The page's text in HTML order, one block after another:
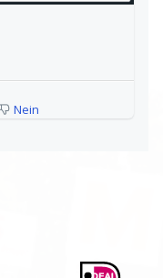
Nein